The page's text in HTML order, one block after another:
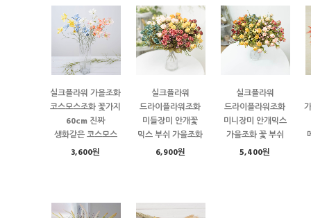
실크플라워 가을조화
코스모스조화 꽃가지
60cm 진짜
생화같은 코스모스
3,600원
실크플라워
드라이플라워조화
미들장미 안개꽃
믹스 부쉬 가을조화
6,900원
실크플라워
드라이플라워조화
미니장미 안개믹스
가을조화 꽃 부쉬
5,400원